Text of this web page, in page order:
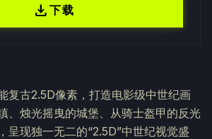
复古2.5D像素，打造电影级中世纪画
、烛光摇曳的城堡、从骑士盔甲的反光
呈现独一无二的“2.5D”中世纪视觉盛
download下载